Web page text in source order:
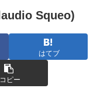
Squeo)
はてブ
コピー